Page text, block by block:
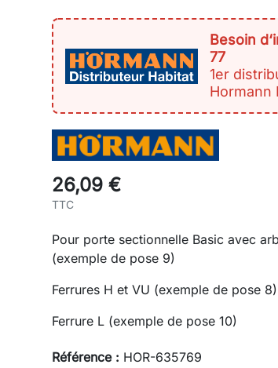
Besoin
77
1er
Hormann
26,09 €
TTC
Pour porte sectionnelle Basic avec
(exemple de pose 9)
Ferrures H et VU (exemple de pose 8)
Ferrure L (exemple de pose 10)
Référence : HOR-635769